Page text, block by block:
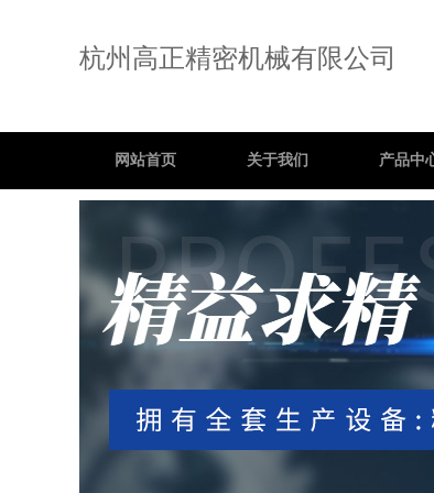
杭州高正精密机械有限公司
网站首页 关于我们 产品中